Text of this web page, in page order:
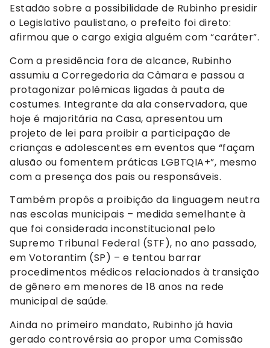
Estadão sobre a possibilidade de Rubinho presidir
o Legislativo paulistano, o prefeito foi direto:
afirmou que o cargo exigia alguém com “caráter”.
Com a presidência fora de alcance, Rubinho
assumiu a Corregedoria da Câmara e passou a
protagonizar polêmicas ligadas à pauta de
costumes. Integrante da ala conservadora, que
hoje é majoritária na Casa, apresentou um
projeto de lei para proibir a participação de
crianças e adolescentes em eventos que “façam
alusão ou fomentem práticas LGBTQIA+”, mesmo
com a presença dos pais ou responsáveis.
Também propôs a proibição da linguagem neutra
nas escolas municipais – medida semelhante à
que foi considerada inconstitucional pelo
Supremo Tribunal Federal (STF), no ano passado,
em Votorantim (SP) – e tentou barrar
procedimentos médicos relacionados à transição
de gênero em menores de 18 anos na rede
municipal de saúde.
Ainda no primeiro mandato, Rubinho já havia
gerado controvérsia ao propor uma Comissão